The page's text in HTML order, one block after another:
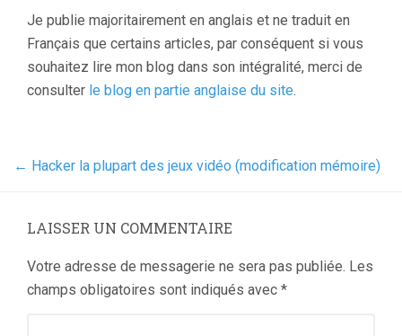
Je publie majoritairement en anglais et ne traduit en
Français que certains articles, par conséquent si vous
souhaitez lire mon blog dans son intégralité, merci de
consulter le blog en partie anglaise du site.
← Hacker la plupart des jeux vidéo (modification mémoire)
LAISSER UN COMMENTAIRE
Votre adresse de messagerie ne sera pas publiée. Les
champs obligatoires sont indiqués avec *